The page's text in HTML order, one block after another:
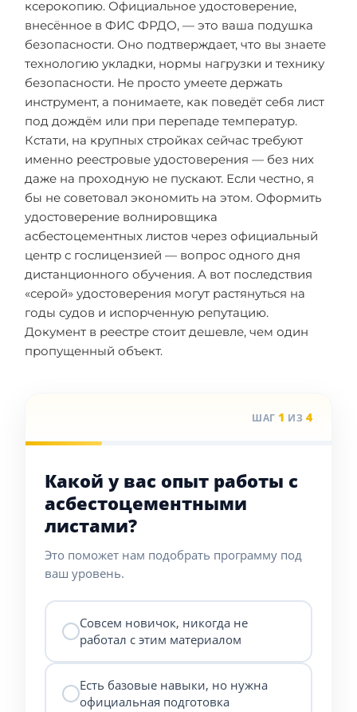
ксерокопию. Официальное удостоверение,
внесённое в ФИС ФРДО, — это ваша подушка
безопасности. Оно подтверждает, что вы знаете
технологию укладки, нормы нагрузки и технику
безопасности. Не просто умеете держать
инструмент, а понимаете, как поведёт себя лист
под дождём или при перепаде температур.
Кстати, на крупных стройках сейчас требуют
именно реестровые удостоверения — без них
даже на проходную не пускают. Если честно, я
бы не советовал экономить на этом. Оформить
удостоверение волнировщика
асбестоцементных листов через официальный
центр с гослицензией — вопрос одного дня
дистанционного обучения. А вот последствия
«серой» удостоверения могут растянуться на
годы судов и испорченную репутацию.
Документ в реестре стоит дешевле, чем один
пропущенный объект.
ШАГ 1 ИЗ 4
Какой у вас опыт работы с
асбестоцементными
листами?
Это поможет нам подобрать программу под
ваш уровень.
Совсем новичок, никогда не
работал с этим материалом
Есть базовые навыки, но нужна
официальная подготовка